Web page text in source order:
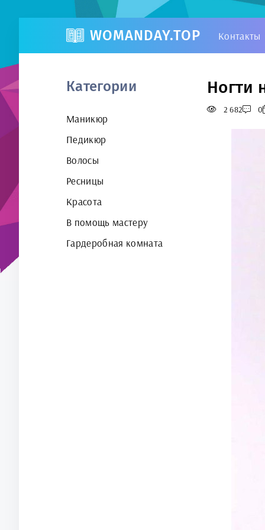
WOMANDAY.TOP Контакты
Категории
Маникюр
Педикюр
Волосы
Ресницы
Красота
В помощь мастеру
Гардеробная комната
Ногти
2 682 0